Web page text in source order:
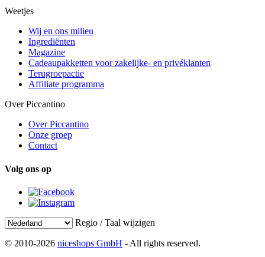
Weetjes
Wij en ons milieu
Ingrediënten
Magazine
Cadeaupakketten voor zakelijke- en privéklanten
Terugroepactie
Affiliate programma
Over Piccantino
Over Piccantino
Onze groep
Contact
Volg ons op
Regio / Taal wijzigen
© 2010-2026 niceshops GmbH - All rights reserved.